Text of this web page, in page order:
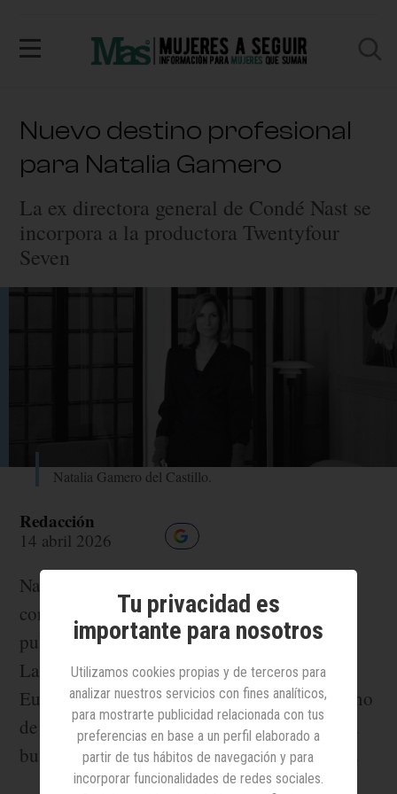
Nuevo destino profesional
para Natalia Gamero
La ex directora general de Condé Nast se
incorpora a la productora Twentyfour
Seven
Natalia Gamero del Castillo.
Redacción
14 abril 2026
Natalia Gamero del Castillo se ha unido al
consejo de administración de la productora
publicitaria Twentyfour Seven Group (24/7).
La exdirectiva del grupo Condé Nast para
Europa se suma al máximo órgano de gobierno
de la compañía en un momento en el que esta
busca expandirse en Europa y Latinoamérica.
Tu privacidad es
importante para nosotros
Utilizamos cookies propias y de terceros para
analizar nuestros servicios con fines analíticos,
para mostrarte publicidad relacionada con tus
preferencias en base a un perfil elaborado a
partir de tus hábitos de navegación y para
incorporar funcionalidades de redes sociales.